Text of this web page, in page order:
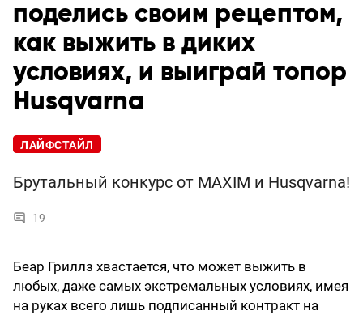
поделись своим рецептом,
как выжить в диких
условиях, и выиграй топор
Husqvarna
ЛАЙФСТАЙЛ
Брутальный конкурс от MAXIM и Husqvarna!
19
Беар Гриллз хвастается, что может выжить в
любых, даже самых экстремальных условиях, имея
на руках всего лишь подписанный контракт на